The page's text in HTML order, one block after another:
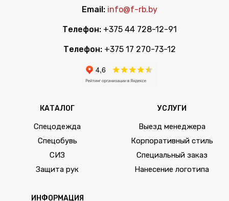
Email: info@f-rb.by
Телефон: +375 44 728-12-91
Телефон: +375 17 270-73-12
КАТАЛОГ
Спецодежда
Спецобувь
СИЗ
Защита рук
УСЛУГИ
Выезд менеджера
Корпоративный стиль
Специальный заказ
Нанесение логотипа
ИНФОРМАЦИЯ